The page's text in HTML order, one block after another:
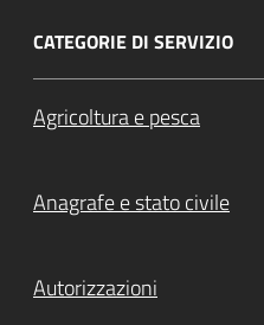
CATEGORIE DI SERVIZIO
Agricoltura e pesca
Anagrafe e stato civile
Autorizzazioni